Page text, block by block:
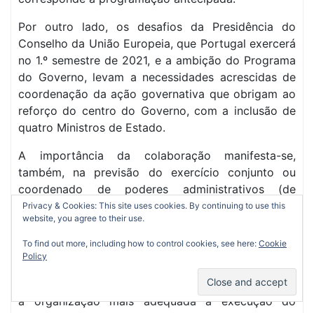
Por outro lado, os desafios da Presidência do
Conselho da União Europeia, que Portugal exercerá
no 1.º semestre de 2021, e a ambição do Programa
do Governo, levam a necessidades acrescidas de
coordenação da ação governativa que obrigam ao
reforço do centro do Governo, com a inclusão de
quatro Ministros de Estado.
A importância da colaboração manifesta-se,
também, na previsão do exercício conjunto ou
coordenado de poderes administrativos (de
direção, de superintendência e de tutela), que são
partilhados por vários membros do Governo, em
função das suas áreas de intervenção.
Verificam-se, então, algumas alterações na
composição do executivo que refletem não apenas
a organização mais adequada à execução do
Privacy & Cookies: This site uses cookies. By continuing to use this
website, you agree to their use.
To find out more, including how to control cookies, see here: Cookie
Policy